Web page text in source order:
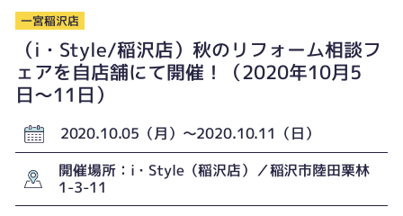
一宮稲沢店
（i・Style/稲沢店）秋のリフォーム相談フ
ェアを自店舗にて開催！（2020年10月5
日〜11日）
2020.10.05（月）〜2020.10.11（日）
開催場所：i・Style（稲沢店）／稲沢市陸田栗林
1-3-11